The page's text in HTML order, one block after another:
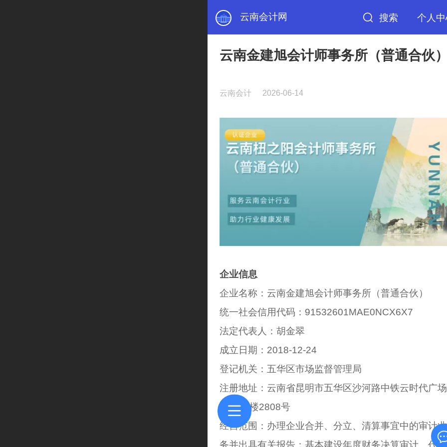
云南会计网 搜索 个人
云南金建旭会计师事务所（普通合伙
云南会计 2026-06-14
企业信息
企业名称：云南金建旭会计师事务所（普通合伙）
统一社会信用代码：91532601MAE0NCX6X7
法定代表人：胡金翠
成立日期：2018-12-24
登记机关：五华区市场监督管理局
注册地址：云南省昆明市五华区沙河路中铁云时代广场
金地28楼2808号
经营范围：办理企业合并、分立、清算事宜中的审计业
务并出具有关报告；基本建设年度财务决算审计、代理